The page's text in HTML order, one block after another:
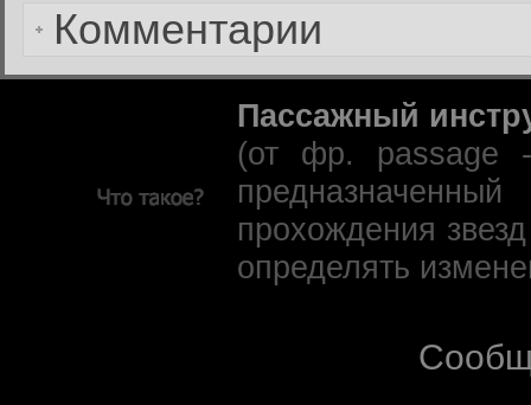
Комментарии
Пассажный
(от фр. passage -
прохождения
определять